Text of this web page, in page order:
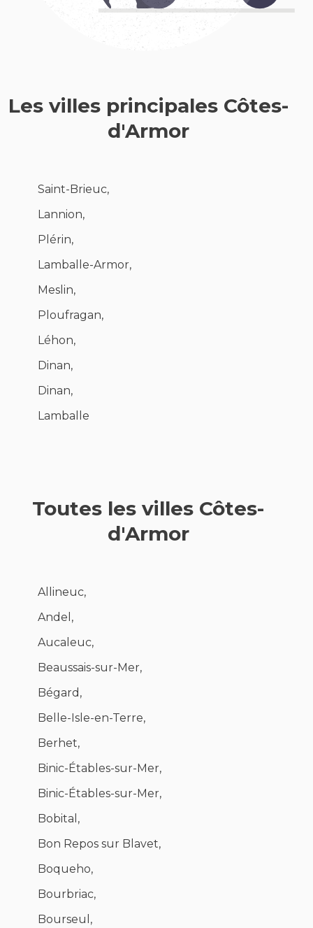
Les villes principales Côtes-
d'Armor
Saint-Brieuc,
Lannion,
Plérin,
Lamballe-Armor,
Meslin,
Ploufragan,
Léhon,
Dinan,
Dinan,
Lamballe
Toutes les villes Côtes-
d'Armor
Allineuc,
Andel,
Aucaleuc,
Beaussais-sur-Mer,
Bégard,
Belle-Isle-en-Terre,
Berhet,
Binic-Étables-sur-Mer,
Binic-Étables-sur-Mer,
Bobital,
Bon Repos sur Blavet,
Boqueho,
Bourbriac,
Bourseul,